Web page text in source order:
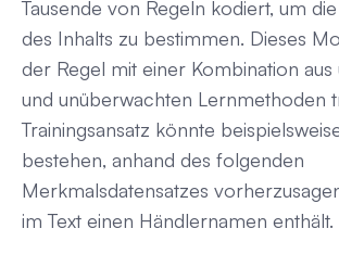
Tausende von Regeln kodiert, um
des Inhalts zu bestimmen. Dieses
der Regel mit einer Kombination
und unüberwachten Lernmethoden
Trainingsansatz könnte
bestehen, anhand des folgenden
Merkmalsdatensatzes
im Text einen Händlernamen enthält.